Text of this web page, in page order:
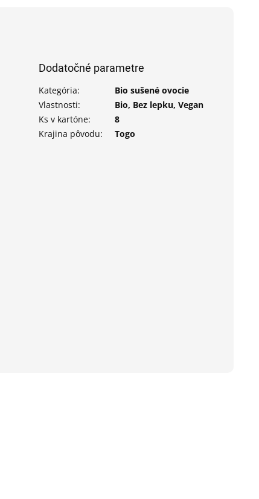
Dodatočné parametre
Kategória:
Bio sušené ovocie
Vlastnosti:
Bio, Bez lepku, Vegan
Ks v kartóne:
8
Krajina pôvodu: Togo